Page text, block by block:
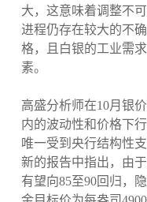
大，这意味着调整不
进程仍存在较大的不
格，且白银的工业需
素。
高盛分析师在10月银
内的波动性和价格下
唯一受到央行结构性
新的报告中指出，由
有望向85至90回归，